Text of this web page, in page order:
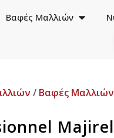
Βαφές Μαλλιών
/ Βαφές